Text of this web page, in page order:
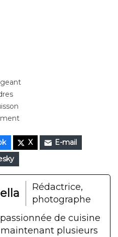
X
E-mail
Rédactrice,
photographe
de cuisine
plusieurs